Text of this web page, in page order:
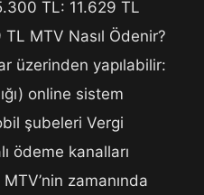
TL: 11.629 TL
MTV Nasıl Ödenir?
üzerinden yapılabilir:
online sistem
şubeleri Vergi
ödeme kanalları
zamanında